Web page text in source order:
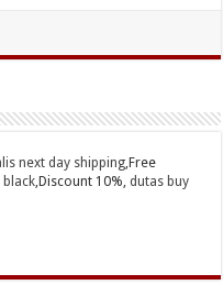
next day shipping,Free
,Discount 10%,dutas buy